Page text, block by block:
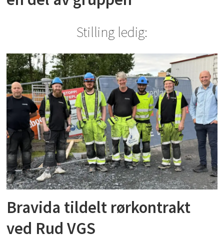
Stilling ledig:
Bravida tildelt rørkontrakt
ved Rud VGS